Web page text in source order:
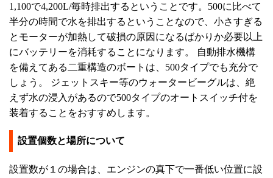
1,100で4,200L/毎時排出するということです。500に比べて
半分の時間で水を排出するということなので、小さすぎる
とモーターが加熱して破損の原因になるばかりか必要以上
にバッテリーを消耗することになります。 自動排水機構
を備えてある二重構造のボートは、500タイプでも充分で
しょう。 ジェットスキー等のウォータービーグルは、絶
えず水の浸入があるので500タイプのオートスイッチ付を
装着することをおすすめします。
設置個数と場所について
設置数が１の場合は、エンジンの真下で一番低い位置に設